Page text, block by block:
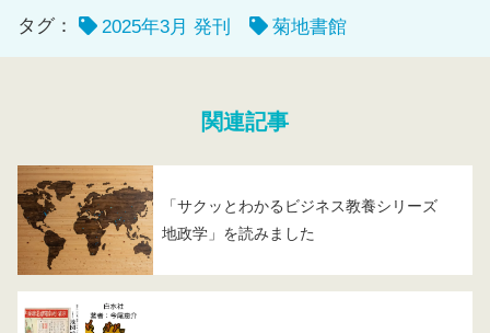
タグ：
2025年3月 発刊 菊地書館
関連記事
「サクッとわかるビジネス教養シリーズ
地政学」を読みました